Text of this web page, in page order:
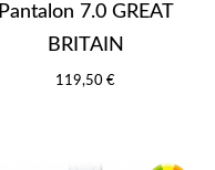
Pantalon 7.0 GREAT
BRITAIN
119,50 €